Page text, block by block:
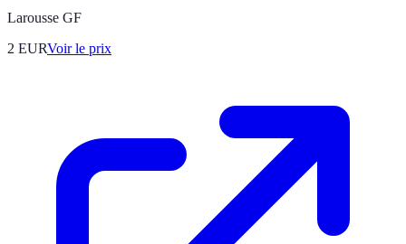
Larousse GF
2 EURVoir le prix